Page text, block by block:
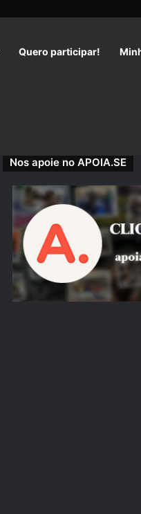
Quero participar!
Nos apoie no APOIA.SE